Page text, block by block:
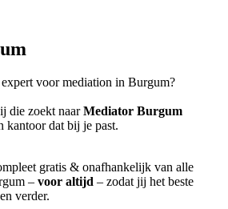
voor mediation in Burgum?
die zoekt naarMediator Burgum
kantoor dat bij je past.
gratis & onafhankelijk van alle
– voor altijd – zodat jij het beste
verder.